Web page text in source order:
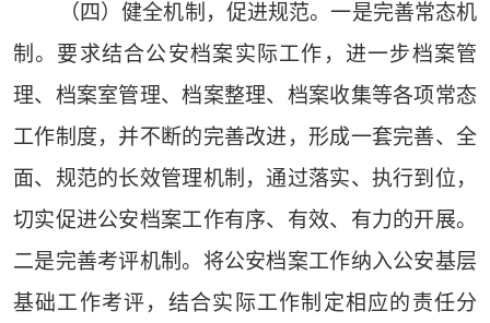
（四）健全机制，促进规范。一是完善常态机
制。要求结合公安档案实际工作，进一步档案管
理、档案室管理、档案整理、档案收集等各项常态
工作制度，并不断的完善改进，形成一套完善、全
面、规范的长效管理机制，通过落实、执行到位，
切实促进公安档案工作有序、有效、有力的开展。
二是完善考评机制。将公安档案工作纳入公安基层
基础工作考评，结合实际工作制定相应的责任分